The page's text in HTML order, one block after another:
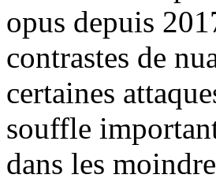
opus depuis
contrastes de
certaines
souffle
dans les